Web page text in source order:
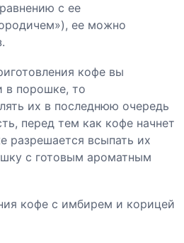
с ее
ее можно
кофе вы
в порошке, то
их в последнюю очередь
перед тем как кофе начнет
разрешается всыпать их
с готовым ароматным
кофе с имбирем и корицей